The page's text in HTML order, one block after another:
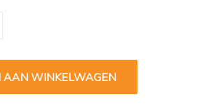
AAN WINKELWAGEN